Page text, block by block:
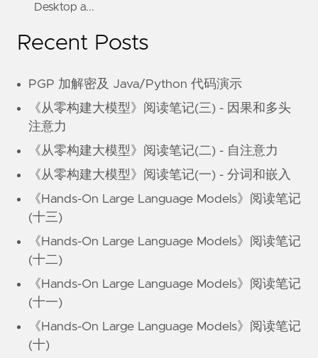
Desktop a...
Recent Posts
PGP 加解密及 Java/Python 代码演示
《从零构建大模型》阅读笔记(三) - 因果和多头
注意力
《从零构建大模型》阅读笔记(二) - 自注意力
《从零构建大模型》阅读笔记(一) - 分词和嵌入
《Hands-On Large Language Models》阅读笔记
(十三)
《Hands-On Large Language Models》阅读笔记
(十二)
《Hands-On Large Language Models》阅读笔记
(十一)
《Hands-On Large Language Models》阅读笔记
(十)